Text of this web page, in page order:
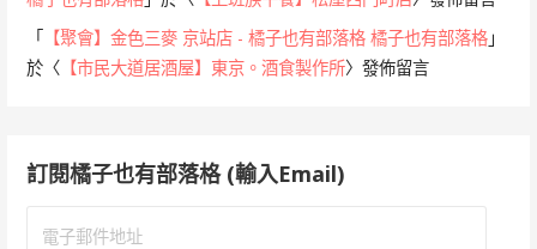
「
【聚會】金色三麥 京站店 - 橘子也有部落格 橘子也有部落格 」
於〈 【市民大道居酒屋】東京。酒食製作所〉發佈留言
訂閱橘子也有部落格 (輸入Email)